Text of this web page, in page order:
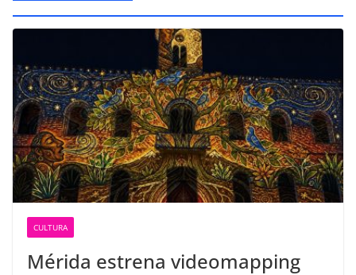
CULTURA
Mérida estrena videomapping